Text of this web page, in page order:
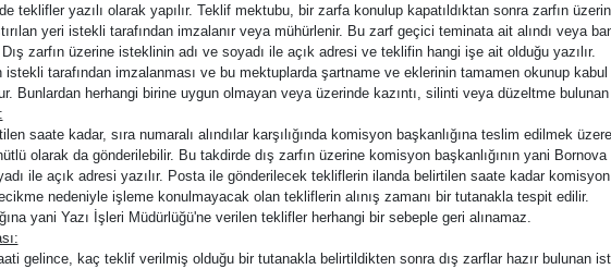
teklifler yazılı olarak yapılır. Teklif mektubu, bir zarfa konulup kapatıldıktan sonra zarfın
yeri istekli tarafından imzalanır veya mühürlenir. Bu zarf geçici teminata ait alındı
zarfın üzerine isteklinin adı ve soyadı ile açık adresi ve teklifin hangi işe ait olduğu yazılır.
istekli tarafından imzalanması ve bu mektuplarda şartname ve eklerinin tamamen okunup
Bunlardan herhangi birine uygun olmayan veya üzerinde kazıntı, silinti veya düzeltme bulunan
saate kadar, sıra numaralı alındılar karşılığında komisyon başkanlığına teslim edilmek
olarak da gönderilebilir. Bu takdirde dış zarfın üzerine komisyon başkanlığının yani
ile açık adresi yazılır. Posta ile gönderilecek tekliflerin ilanda belirtilen saate kadar
nedeniyle işleme konulmayacak olan tekliflerin alınış zamanı bir tutanakla tespit edilir.
yani Yazı İşleri Müdürlüğü'ne verilen teklifler herhangi bir sebeple geri alınamaz.
gelince, kaç teklif verilmiş olduğu bir tutanakla belirtildikten sonra dış zarflar hazır bulunan